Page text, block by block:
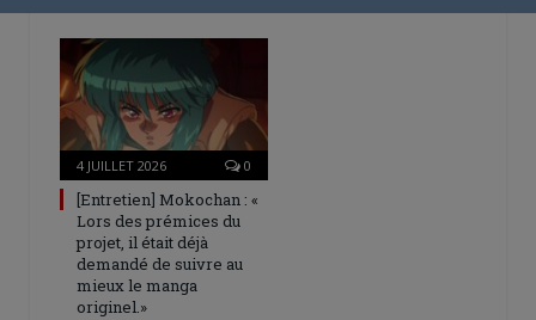
4 JUILLET 2026 0
[Entretien] Mokochan : «
Lors des prémices du
projet, il était déjà
demandé de suivre au
mieux le manga
originel.»